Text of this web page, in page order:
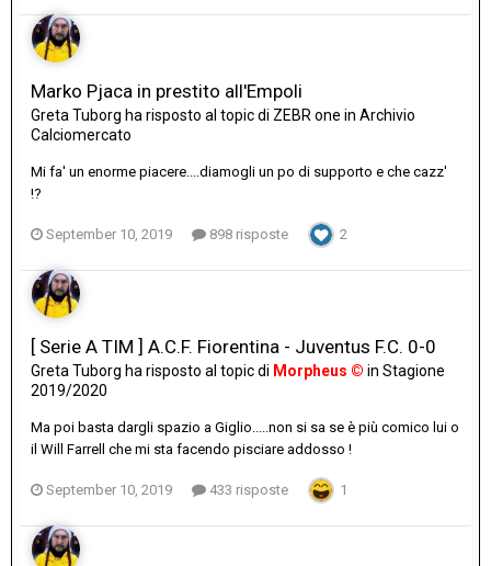
Marko Pjaca in prestito all'Empoli
Greta Tuborg ha risposto al topic di ZEBR one in Archivio
Calciomercato
Mi fa' un enorme piacere....diamogli un po di supporto e che cazz'
!?
September 10, 2019 898 risposte 2
[ Serie A TIM ] A.C.F. Fiorentina - Juventus F.C. 0-0
Greta Tuborg ha risposto al topic di Morpheus © in Stagione
2019/2020
Ma poi basta dargli spazio a Giglio.....non si sa se è più comico lui o
il Will Farrell che mi sta facendo pisciare addosso !
September 10, 2019 433 risposte 1